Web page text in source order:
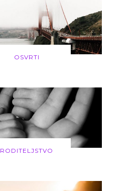
OSVRTI
RODITELJSTVO